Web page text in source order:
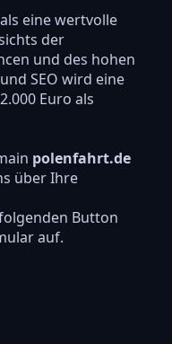
eine wertvolle
der
und des hohen
SEO wird eine
Euro als
polenfahrt.de
über Ihre
Button
auf.